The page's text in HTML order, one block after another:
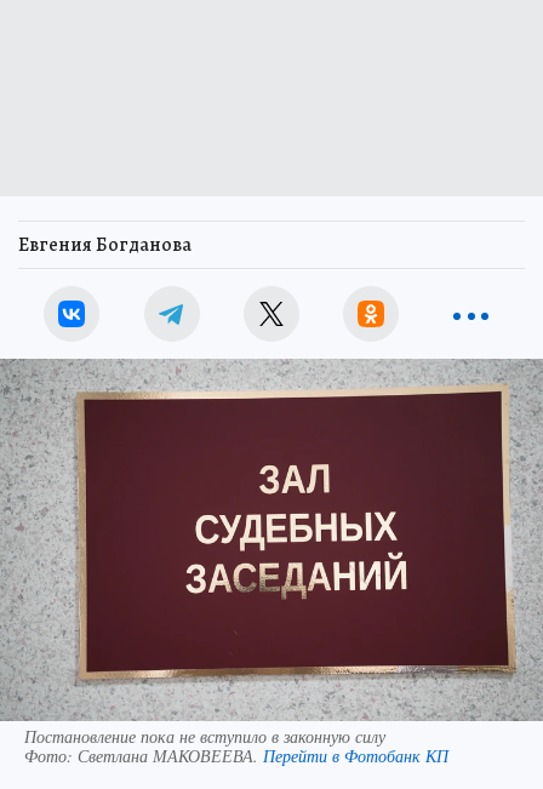
Евгения Богданова
Постановление пока не вступило в законную силу
Фото: Светлана МАКОВЕЕВА. Перейти в Фотобанк КП